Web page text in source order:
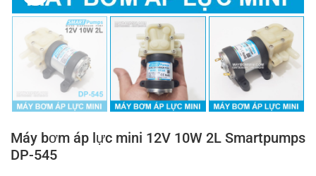
Máy bơm áp lực mini 12V 10W 2L Smartpumps
DP-545